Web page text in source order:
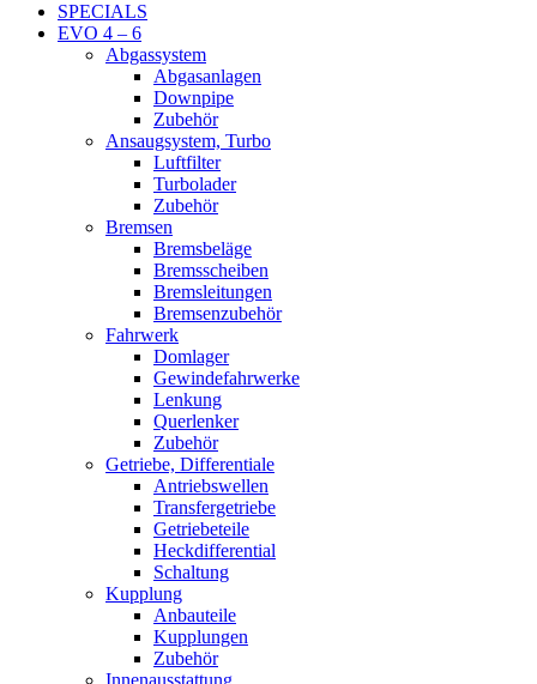
SPECIALS
EVO 4 – 6
Abgassystem
Abgasanlagen
Downpipe
Zubehör
Ansaugsystem, Turbo
Luftfilter
Turbolader
Zubehör
Bremsen
Bremsbeläge
Bremsscheiben
Bremsleitungen
Bremsenzubehör
Fahrwerk
Domlager
Gewindefahrwerke
Lenkung
Querlenker
Zubehör
Getriebe, Differentiale
Antriebswellen
Transfergetriebe
Getriebeteile
Heckdifferential
Schaltung
Kupplung
Anbauteile
Kupplungen
Zubehör
Innenausstattung